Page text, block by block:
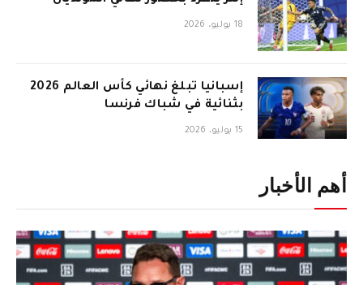
18 يوليو، 2026
إسبانيا تبلغ نهائي كأس العالم 2026
بثنائية في شباك فرنسا
15 يوليو، 2026
أهم الأخبار